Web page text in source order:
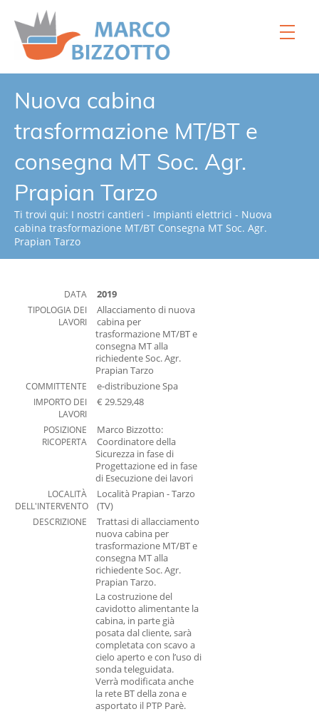
Home
Servizi
Processi
Strumenti
I nostri cantieri
Video
Newsletter
Mostra versione desktop
Nuova cabina
trasformazione MT/BT e
consegna MT Soc. Agr.
Prapian Tarzo
Ti trovi qui: I nostri cantieri - Impianti elettrici - Nuova
cabina trasformazione MT/BT Consegna MT Soc. Agr.
Prapian Tarzo
DATA
2019
TIPOLOGIA DEI
LAVORI
Allacciamento di nuova
cabina per
trasformazione MT/BT e
consegna MT alla
richiedente Soc. Agr.
Prapian Tarzo
COMMITTENTE
e-distribuzione Spa
IMPORTO DEI
LAVORI
€ 29.529,48
POSIZIONE
RICOPERTA
Marco Bizzotto:
Coordinatore della
Sicurezza in fase di
Progettazione ed in fase
di Esecuzione dei lavori
LOCALITÀ
DELL'INTERVENTO
Località Prapian - Tarzo
(TV)
DESCRIZIONE
Trattasi di allacciamento
nuova cabina per
trasformazione MT/BT e
consegna MT alla
richiedente Soc. Agr.
Prapian Tarzo.
La costruzione del
cavidotto alimentante la
cabina, in parte già
posata dal cliente, sarà
completata con scavo a
cielo aperto e con l’uso di
sonda teleguidata.
Verrà modificata anche
la rete BT della zona e
asportato il PTP Parè.